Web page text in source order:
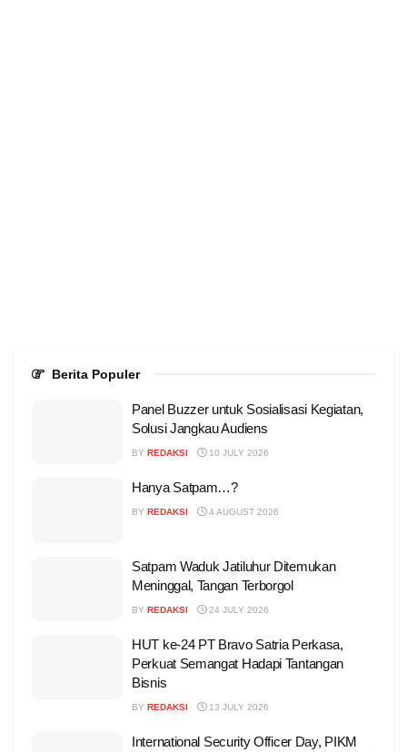
Berita Populer
Panel Buzzer untuk Sosialisasi Kegiatan,
Solusi Jangkau Audiens
BY REDAKSI 10 JULY 2026
Hanya Satpam…?
BY REDAKSI 4 AUGUST 2026
Satpam Waduk Jatiluhur Ditemukan
Meninggal, Tangan Terborgol
BY REDAKSI 24 JULY 2026
HUT ke-24 PT Bravo Satria Perkasa,
Perkuat Semangat Hadapi Tantangan
Bisnis
BY REDAKSI 13 JULY 2026
International Security Officer Day, PIKM